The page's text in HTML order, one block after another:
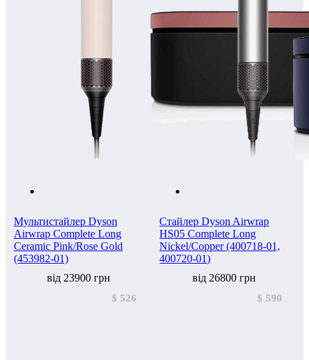
Мультистайлер Dyson
Airwrap Complete Long
Ceramic Pink/Rose Gold
(453982-01)
від 23900 грн
$ 526
Стайлер Dyson Airwrap
HS05 Complete Long
Nickel/Copper (400718-01,
400720-01)
від 26800 грн
$ 590